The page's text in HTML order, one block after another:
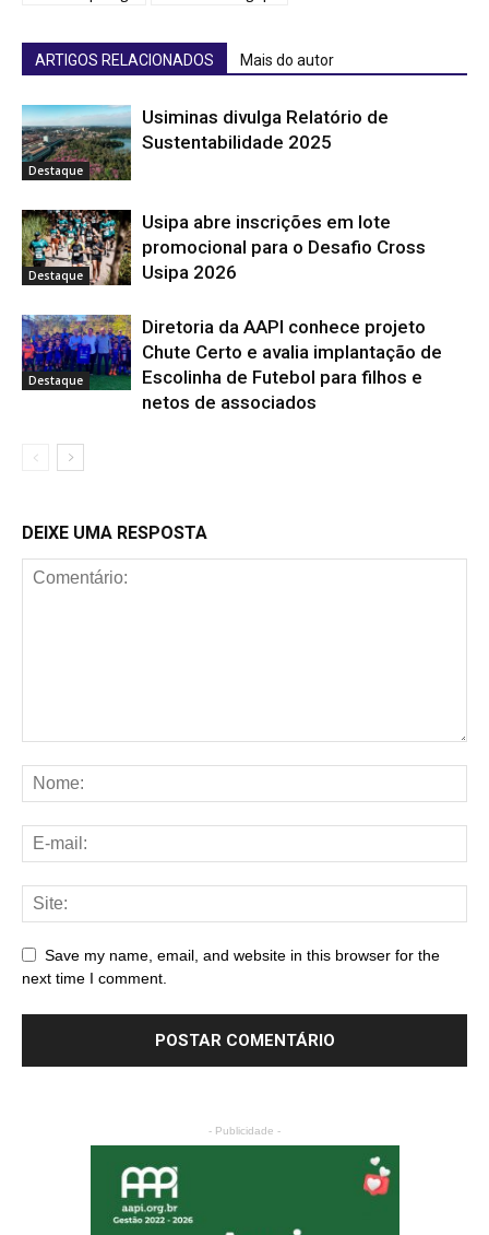
ARTIGOS RELACIONADOS Mais do autor
Destaque
Usiminas divulga Relatório de
Sustentabilidade 2025
Destaque
Usipa abre inscrições em lote
promocional para o Desafio Cross
Usipa 2026
Destaque
Diretoria da AAPI conhece projeto
Chute Certo e avalia implantação de
Escolinha de Futebol para filhos e
netos de associados
DEIXE UMA RESPOSTA
Save my name, email, and website in this browser for the
next time I comment.
- Publicidade -